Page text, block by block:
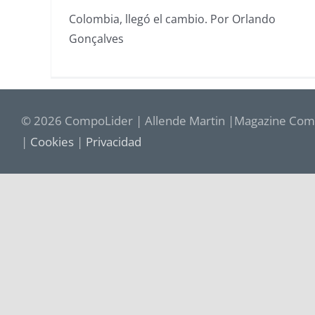
Colombia, llegó el cambio. Por Orlando
Gonçalves
© 2026 CompoLider | Allende Martin |Magazine
| Cookies | Privacidad